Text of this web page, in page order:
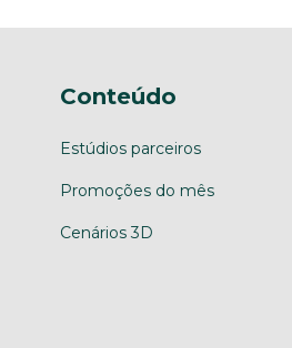
Conteúdo
Estúdios parceiros
Promoções do mês
Cenários 3D